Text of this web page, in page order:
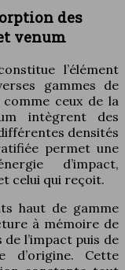
des
venum
l’élément
gammes de
ceux de la
intègrent des
densités
permet une
d’impact,
celui qui reçoit.
haut de gamme
à mémoire de
l’impact puis de
d’origine. Cette